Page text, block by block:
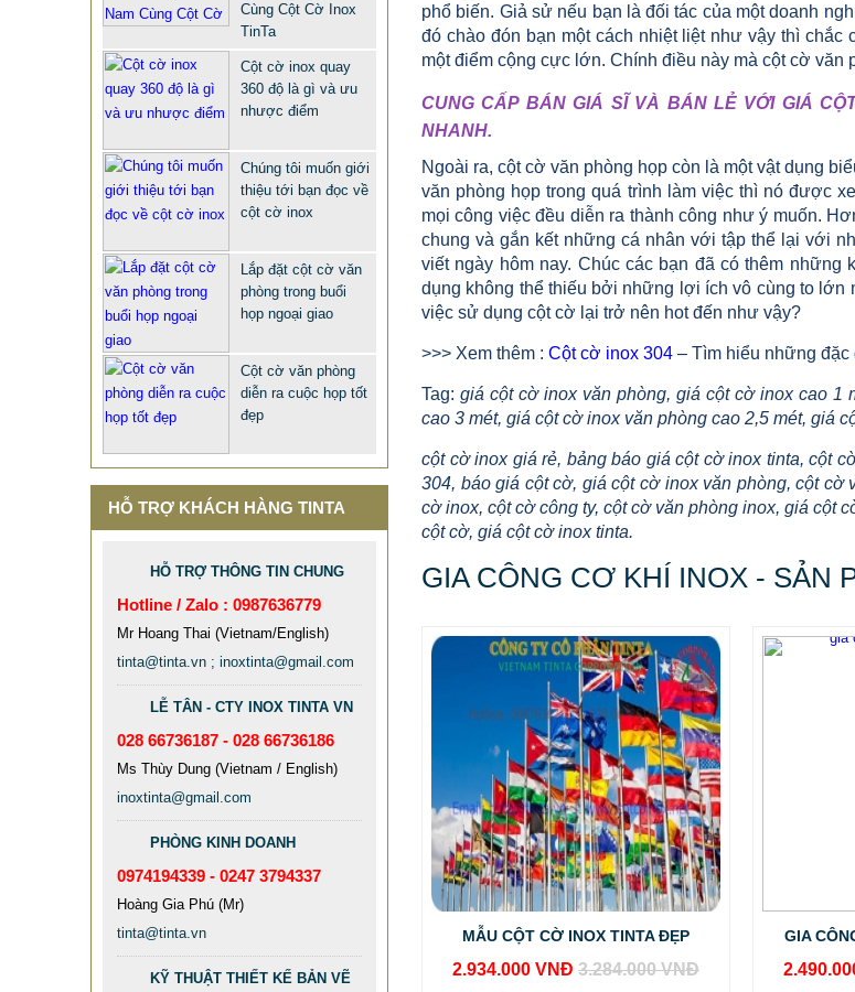
phổ biến. Giả sử nếu bạn là đối tác của một doanh
đó chào đón bạn một cách nhiệt liệt như vậy thì
một điểm cộng cực lớn. Chính điều này mà cột cờ
CUNG CẤP BÁN GIÁ SĨ VÀ BÁN LẺ VỚI GIÁ
NHANH.
Ngoài ra, cột cờ văn phòng họp còn là một vật dụng
văn phòng họp trong quá trình làm việc thì nó được
mọi công việc đều diễn ra thành công như ý muốn.
chung và gắn kết những cá nhân với tập thể lại với
viết ngày hôm nay. Chúc các bạn đã có thêm
dụng không thể thiếu bởi những lợi ích vô cùng to lớn
việc sử dụng cột cờ lại trở nên hot đến như vậy?
>>> Xem thêm : Cột cờ inox 304 – Tìm hiểu những
Tag: giá cột cờ inox văn phòng, giá cột cờ inox cao 1
cao 3 mét, giá cột cờ inox văn phòng cao 2,5 mét, giá
cột cờ inox giá rẻ, bảng báo giá cột cờ inox tinta, cột
304, báo giá cột cờ, giá cột cờ inox văn phòng, cột
cờ inox, cột cờ công ty, cột cờ văn phòng inox, giá cột
cột cờ, giá cột cờ inox tinta.
GIA CÔNG CƠ KHÍ INOX - SẢN
MẪU CỘT CỜ INOX TINTA ĐẸP
2.934.000 VNĐ 3.284.000 VNĐ
GIA
QUÀ TẶNG Ý NGHĨA CHO SẾP –
ĐỘC LẠ, SANG TRỌNG - CỜ ĐỂ
BÀN & HỘP BÚT CAO CẤP
2.968.680 VNĐ 2.986.860 VNĐ
Cùng Cột Cờ Inox
TinTa
Cột cờ inox quay
360 độ là gì và ưu
nhược điểm
Chúng tôi muốn giới
thiệu tới bạn đọc về
cột cờ inox
Lắp đặt cột cờ văn
phòng trong buổi
họp ngoại giao
Cột cờ văn phòng
diễn ra cuộc họp tốt
đẹp
HỖ TRỢ KHÁCH HÀNG TINTA
HỖ TRỢ THÔNG TIN CHUNG
Hotline / Zalo : 0987636779
Mr Hoang Thai (Vietnam/English)
tinta@tinta.vn ; inoxtinta@gmail.com
LỄ TÂN - CTY INOX TINTA VN
028 66736187 - 028 66736186
Ms Thùy Dung (Vietnam / English)
inoxtinta@gmail.com
PHÒNG KINH DOANH
0974194339 - 0247 3794337
Hoàng Gia Phú (Mr)
tinta@tinta.vn
KỸ THUẬT THIẾT KẾ BẢN VẼ